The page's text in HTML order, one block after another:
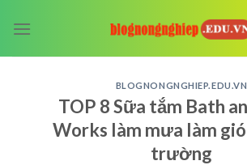
BLOGNONGNGHIEP.EDU.VN
TOP 8 Sữa tắm Bath
Works làm mưa làm
trường